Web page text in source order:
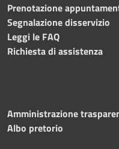
Prenotazione
Segnalazione disservizio
Leggi le FAQ
Richiesta di assistenza
Amministrazione
Albo pretorio